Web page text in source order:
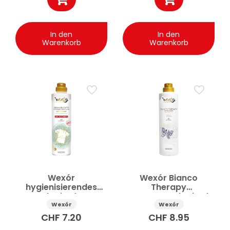
In den
Warenkorb
In den
Warenkorb
Wexór
hygienisierendes
Waschmittel Gran
Bucato 750 ml
Wexór
CHF 7.20
Wexór Bianco
Therapy
Enzymwaschmittel
750 ml
Wexór
CHF 8.95